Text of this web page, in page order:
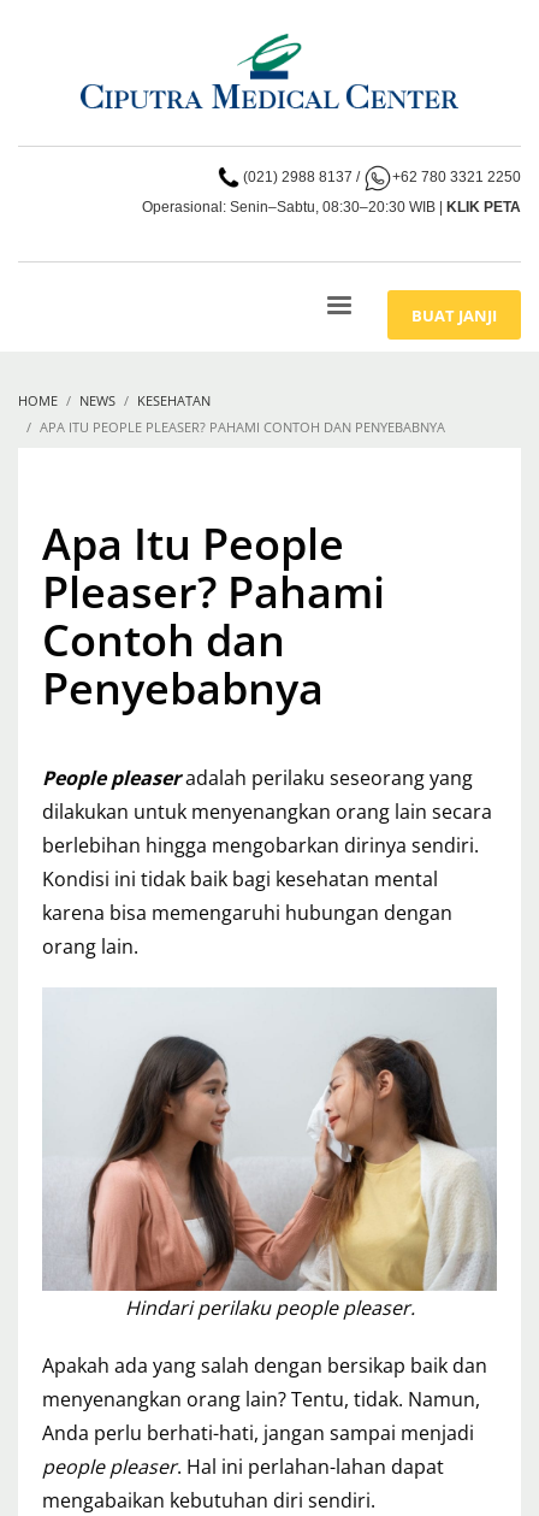
(021) 2988 8137 /
+62 780 3321 2250
Operasional: Senin–Sabtu, 08:30–20:30 WIB | KLIK PETA
BUAT JANJI
HOME NEWS
KESEHATAN
APA ITU PEOPLE PLEASER? PAHAMI CONTOH DAN PENYEBABNYA
Apa Itu People
Pleaser? Pahami
Contoh dan
Penyebabnya
People pleaseradalah perilaku seseorang yang
dilakukan untuk menyenangkan orang lain secara
berlebihan hingga mengobarkan dirinya sendiri.
Kondisi ini tidak baik bagi kesehatan mental
karena bisa memengaruhi hubungan dengan
orang lain.
Hindari perilaku people pleaser.
Apakah ada yang salah dengan bersikap baik dan
menyenangkan orang lain? Tentu, tidak. Namun,
Anda perlu berhati-hati, jangan sampai menjadi
people pleaser. Hal ini perlahan-lahan dapat
mengabaikan kebutuhan diri sendiri.